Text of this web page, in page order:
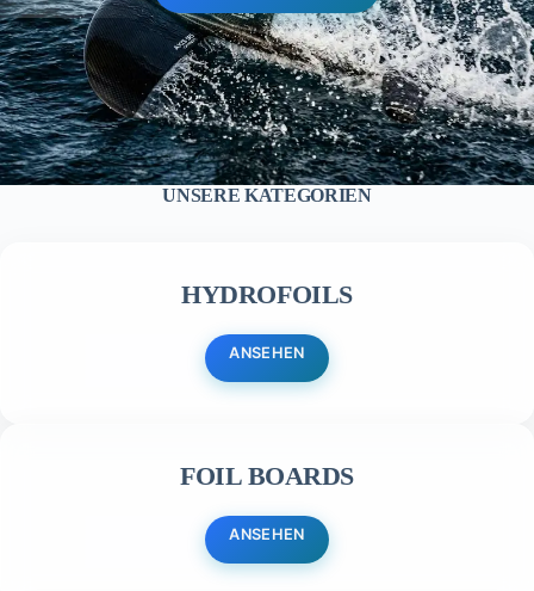
UNSERE KATEGORIEN
HYDROFOILS
ANSEHEN
FOIL BOARDS
ANSEHEN